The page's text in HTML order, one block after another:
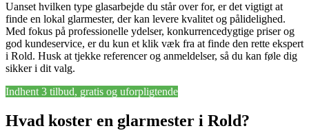
Uanset hvilken type glasarbejde du står over for, er det vigtigt at
finde en lokal glarmester, der kan levere kvalitet og pålidelighed.
Med fokus på professionelle ydelser, konkurrencedygtige priser og
god kundeservice, er du kun et klik væk fra at finde den rette ekspert
i Rold. Husk at tjekke referencer og anmeldelser, så du kan føle dig
sikker i dit valg.
Indhent 3 tilbud, gratis og uforpligtende
Hvad koster en glarmester i Rold?